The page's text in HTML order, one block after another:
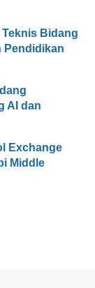
Bidang
Pendidikan
AI dan
Exchange
Middle